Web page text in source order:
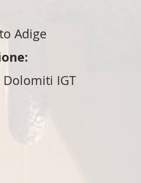
Adige
IGT